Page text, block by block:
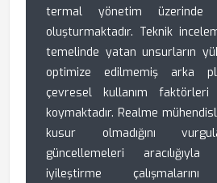
termal yönetim üzerinde
oluşturmaktadır. Teknik
temelinde yatan unsurların
optimize edilmemiş arka
çevresel kullanım
koymaktadır. Realme
kusur olmadığını
güncellemeleri
iyileştirme çalışmalarını